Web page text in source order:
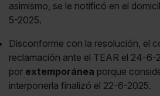
asimismo, se le notificó en el
5-2025.
Disconforme con la resolución, el
reclamación ante el TEAR el 24-6-
por extemporánea porque
interponerla finalizó el 22-6-2025.